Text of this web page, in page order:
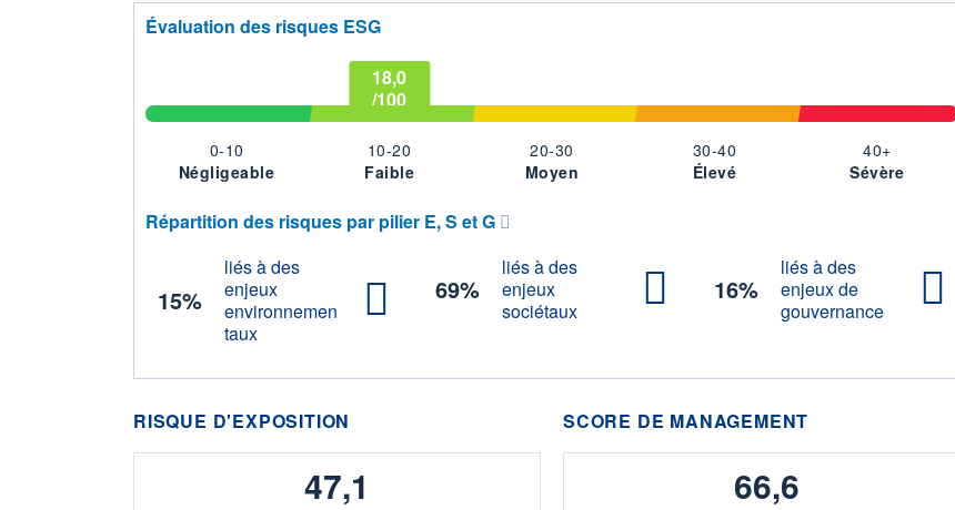
Évaluation des risques ESG
0-10
Négligeable
18,0
/100
10-20
Faible
20-30
Moyen
30-40
Élevé
40+
Sévère
Répartition des risques par pilier E, S et G
15%
liés à des
enjeux
environnemen
taux
69%
liés à des
enjeux
sociétaux
16%
liés à des
enjeux de
gouvernance
RISQUE D'EXPOSITION
47,1
SCORE DE MANAGEMENT
66,6